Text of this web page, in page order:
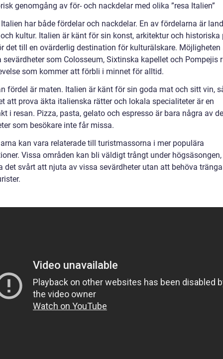
genomgång av för- och nackdelar med olika ”resa Italien”
har både fördelar och nackdelar. En av fördelarna är
kultur. Italien är känt för sin konst, arkitektur och historiska
det till en ovärderlig destination för kulturälskare. Möjligheten
sevärdheter som Colosseum, Sixtinska kapellet och Pompejis
som kommer att förbli i minnet för alltid.
fördel är maten. Italien är känt för sin goda mat och sitt vin,
att prova äkta italienska rätter och lokala specialiteter är en
i resan. Pizza, pasta, gelato och espresso är bara några av de
som besökare inte får missa.
kan vara relaterade till turistmassorna i mer populära
Vissa områden kan bli väldigt trångt under
det svårt att njuta av vissa sevärdheter utan att behöva